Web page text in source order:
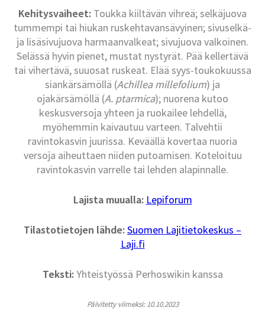
Kehitysvaiheet: Toukka kiiltävän vihreä; selkäjuova
tummempi tai hiukan ruskehtavansävyinen; sivuselkä-
ja lisäsivujuova harmaanvalkeat; sivujuova valkoinen.
Selässä hyvin pienet, mustat nystyrät. Pää kellertävä
tai vihertävä, suuosat ruskeat. Elää syys-toukokuussa
siankärsämöllä (Achillea millefolium) ja
ojakärsämöllä (A. ptarmica); nuorena kutoo
keskusversoja yhteen ja ruokailee lehdellä,
myöhemmin kaivautuu varteen. Talvehtii
ravintokasvin juurissa. Keväällä kovertaa nuoria
versoja aiheuttaen niiden putoamisen. Koteloituu
ravintokasvin varrelle tai lehden alapinnalle.
Lajista muualla: Lepiforum
Tilastotietojen lähde:Suomen Lajitietokeskus –
Laji.fi
Teksti:Yhteistyössä Perhoswikin kanssa
Päivitetty viimeksi: 10.10.2023